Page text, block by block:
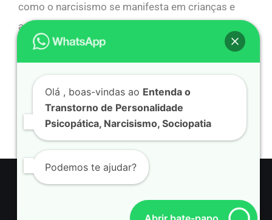
como o narcisismo se manifesta em crianças e
adolescentes e como identificar sinais precoces
desse transtorno.
Avenida Ayrton Senna, 3000, Bloco C, Loja 110 – Barra da Tijuca, Rio
de Janeiro – RJ Telefone: (21) 966267379, Psicopatas, Sociopatas e
Olá , boas-vindas ao Entenda o
Transtorno de Personalidade
Psicopática, Narcisismo, Sociopatia
Podemos te ajudar?